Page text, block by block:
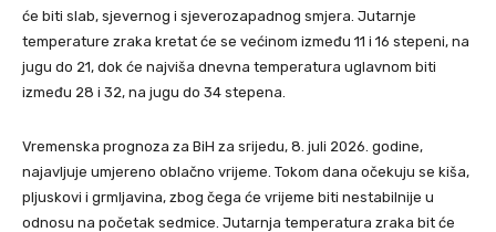
će biti slab, sjevernog i sjeverozapadnog smjera. Jutarnje
temperature zraka kretat će se većinom između 11 i 16 stepeni, na
jugu do 21, dok će najviša dnevna temperatura uglavnom biti
između 28 i 32, na jugu do 34 stepena.
Vremenska prognoza za BiH za srijedu, 8. juli 2026. godine,
najavljuje umjereno oblačno vrijeme. Tokom dana očekuju se kiša,
pljuskovi i grmljavina, zbog čega će vrijeme biti nestabilnije u
odnosu na početak sedmice. Jutarnja temperatura zraka bit će